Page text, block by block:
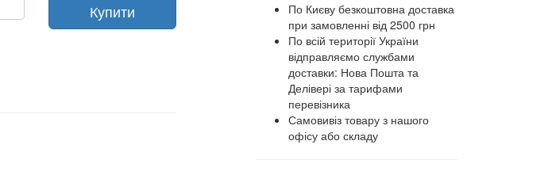
Купити
По Києву безкоштовна доставка
при замовленні від 2500 грн
По всій території України
відправляємо службами
доставки: Нова Пошта та
Делівері за тарифами
перевізника
Самовивіз товару з нашого
офісу або складу